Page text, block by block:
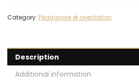
Category: Pédagogie et orientation
Description
Additional information